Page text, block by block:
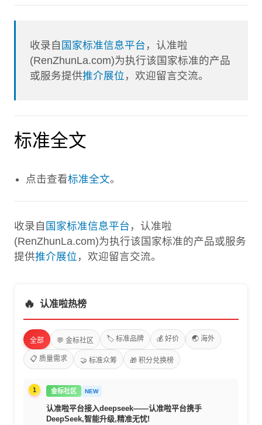
收录自 国家标准信息平台 ，认准啦
(RenZhunLa.com)为执行该国家标准的产品
或服务提供推介展位 ，欢迎留言交流。
标准全文
点击查看标准全文。
收录自 国家标准信息平台 ，认准啦
(RenZhunLa.com)为执行该国家标准的产品或服务
提供推介展位 ，欢迎留言交流。
🔥 认准啦热榜
全部 💬 金标社区 🏷️ 标准品牌 💰 好价 🌏 海外
📋 质量需求 🤝 标准众筹 🎁 积分兑换榜
1 金标社区 NEW
认准啦平台接入deepseek——认准啦平台携手
DeepSeek,智能升级,精准无忧!